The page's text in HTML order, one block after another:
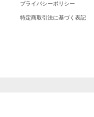
プライバシーポリシー
特定商取引法に基づく表記